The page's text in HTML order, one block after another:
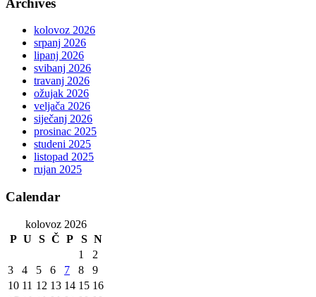
kolovoz 2026
srpanj 2026
lipanj 2026
svibanj 2026
travanj 2026
ožujak 2026
veljača 2026
siječanj 2026
prosinac 2025
studeni 2025
listopad 2025
rujan 2025
Calendar
kolovoz 2026
P U S Č P S N
1
2
3
4 5 6 7 8
9
10 11 12 13 14 15 16